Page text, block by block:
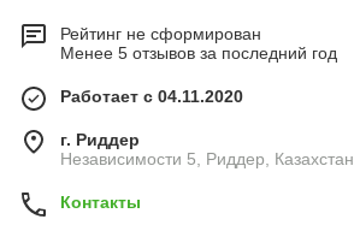
Рейтинг не сформирован
Менее 5 отзывов за последний год
Работает с 04.11.2020
г. Риддер
Независимости 5, Риддер, Казахстан
Контакты